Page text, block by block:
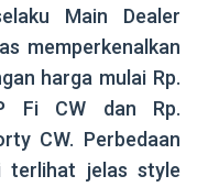
Main Dealer
memperkenalkan
harga mulai Rp.
Fi CW dan Rp.
CW. Perbedaan
terlihat jelas style